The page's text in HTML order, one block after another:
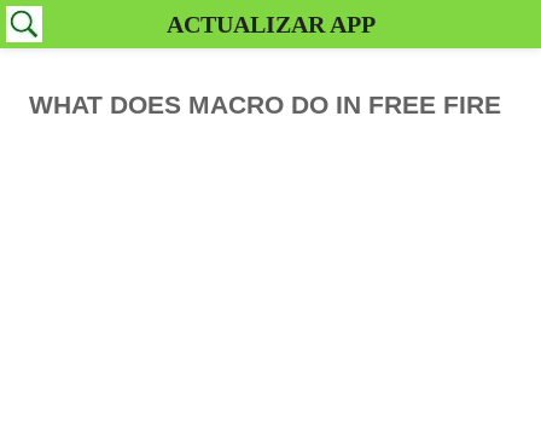
WHAT DOES MACRO DO IN FREE FIRE
ACTUALIZAR APP